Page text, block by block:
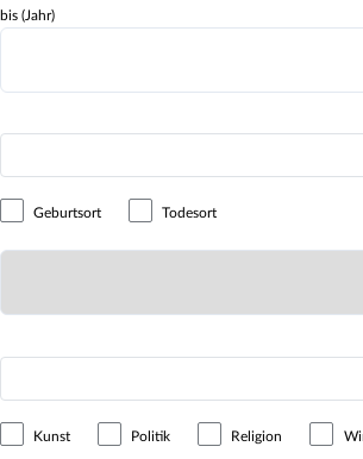
bis (Jahr)
Geburtsort Todesort
Kunst Politik Religion